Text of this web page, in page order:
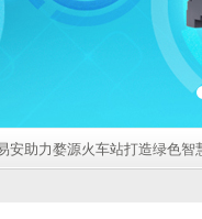
安助力莲花湖住宅打造绿色
州空港综合保税区楼控、能
市人民医院建筑能耗监测系
成功取得ISO14001及
安助力婺源火车站打造绿色
州空港综合保税区楼控、能